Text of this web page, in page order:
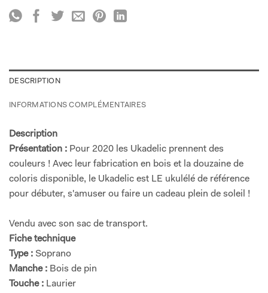
DESCRIPTION
INFORMATIONS COMPLÉMENTAIRES
Description
Présentation : Pour 2020 les Ukadelic prennent des
couleurs ! Avec leur fabrication en bois et la douzaine de
coloris disponible, le Ukadelic est LE ukulélé de référence
pour débuter, s'amuser ou faire un cadeau plein de soleil !
Vendu avec son sac de transport.
Fiche technique
Type : Soprano
Manche : Bois de pin
Touche : Laurier